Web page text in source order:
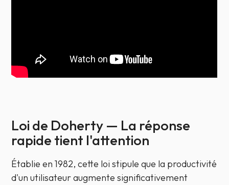
Loi de Doherty — La réponse
rapide tient l'attention
Établie en 1982, cette loi stipule que la productivité
d'un utilisateur augmente significativement